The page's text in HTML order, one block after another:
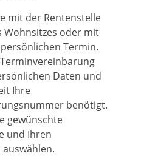
mit der Rentenstelle
Wohnsitzes oder mit
Termin.
Daten und
Ihre
benötigt.
gewünschte
und Ihren